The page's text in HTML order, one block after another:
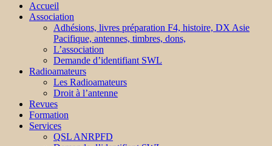
Accueil
Association
Adhésions, livres préparation F4, histoire, DX Asie
Pacifique, antennes, timbres, dons,
L’association
Demande d’identifiant SWL
Radioamateurs
Les Radioamateurs
Droit à l’antenne
Revues
Formation
Services
QSL ANRPFD